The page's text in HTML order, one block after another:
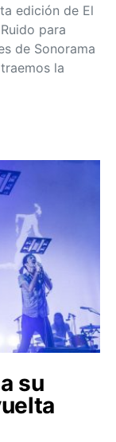
edición de El
para
de Sonorama
la
su